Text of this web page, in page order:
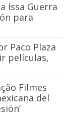
Issa Guerra
para
Paco Plaza
películas,
Filmes
del